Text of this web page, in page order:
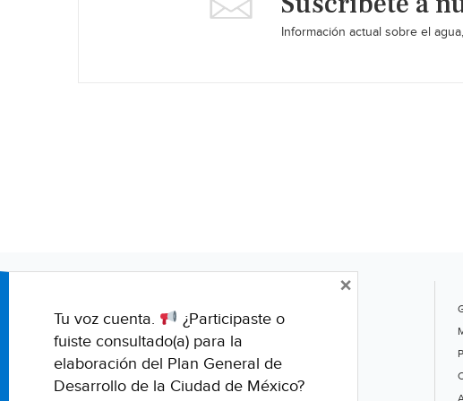
Información actual sobre el
Tu voz cuenta.
¿Participaste o
fuiste consultado(a) para la
elaboración del Plan General de
Desarrollo de la Ciudad de México?
×